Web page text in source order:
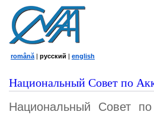
română | русский | english
Национальный Совет по
Национальный Совет